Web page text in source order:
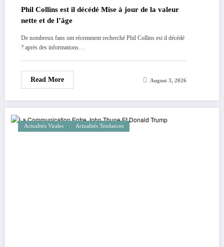
Phil Collins est il décédé Mise à jour de la valeur
nette et de l’âge
De nombreux fans ont récemment recherché Phil Collins est il décédé
? après des informations…
Read More August 3, 2026
Actualités Virales Actualités Tendances